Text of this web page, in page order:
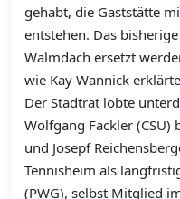
gehabt, die Gaststätte
entstehen. Das
Walmdach ersetzt
wie Kay Wannick
Der Stadtrat lobte
Wolfgang Fackler (CSU)
und Josepf
Tennisheim als
(PWG), selbst Mitglied